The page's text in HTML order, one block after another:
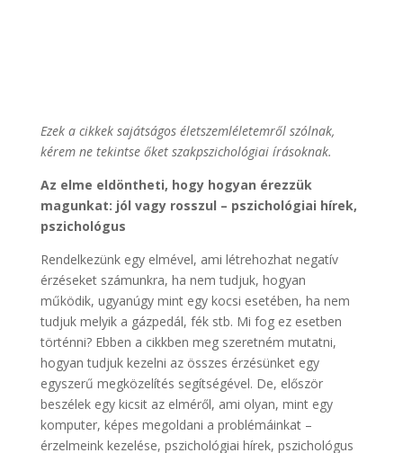
Ezek a cikkek sajátságos életszemléletemről szólnak,
kérem ne tekintse őket szakpszichológiai írásoknak.
Az elme eldöntheti, hogy hogyan érezzük
magunkat: jól vagy rosszul – pszichológiai hírek,
pszichológus
Rendelkezünk egy elmével, ami létrehozhat negatív
érzéseket számunkra, ha nem tudjuk, hogyan
működik, ugyanúgy mint egy kocsi esetében, ha nem
tudjuk melyik a gázpedál, fék stb. Mi fog ez esetben
történni? Ebben a cikkben meg szeretném mutatni,
hogyan tudjuk kezelni az összes érzésünket egy
egyszerű megközelítés segítségével. De, először
beszélek egy kicsit az elméről, ami olyan, mint egy
komputer, képes megoldani a problémáinkat –
érzelmeink kezelése, pszichológiai hírek, pszichológus